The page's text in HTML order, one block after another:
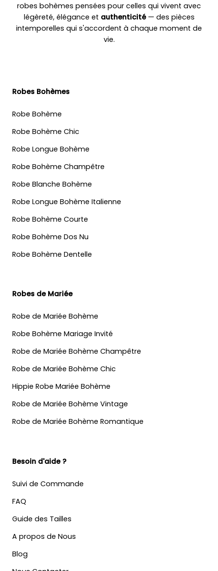
robes bohèmes pensées pour celles qui vivent avec
légèreté, élégance et authenticité— des pièces
intemporelles qui s'accordent à chaque moment de
vie.
Robes Bohèmes
Robe Bohème
Robe Bohème Chic
Robe Longue Bohème
Robe Bohème Champêtre
Robe Blanche Bohème
Robe Longue Bohème Italienne
Robe Bohème Courte
Robe Bohème Dos Nu
Robe Bohème Dentelle
Robes de Mariée
Robe de Mariée Bohème
Robe Bohème Mariage Invité
Robe de Mariée Bohème Champêtre
Robe de Mariée Bohème Chic
Hippie Robe Mariée Bohème
Robe de Mariée Bohème Vintage
Robe de Mariée Bohème Romantique
Besoin d'aide ?
Suivi de Commande
FAQ
Guide des Tailles
A propos de Nous
Blog